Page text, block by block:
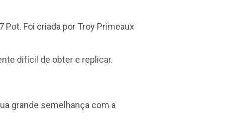
Foi criada por Troy Primeaux
difícil de obter e replicar.
grande semelhança com a